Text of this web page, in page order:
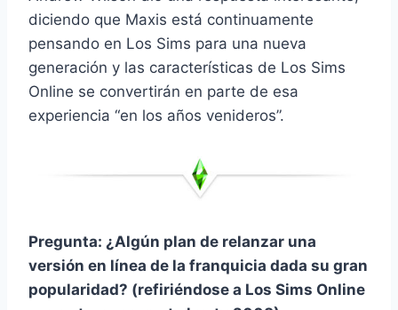
diciendo que Maxis está continuamente
pensando en Los Sims para una nueva
generación y las características de Los Sims
Online se convertirán en parte de esa
experiencia “en los años venideros”.
Pregunta: ¿Algún plan de relanzar una
versión en línea de la franquicia dada su gran
popularidad? (refiriéndose a Los Sims Online